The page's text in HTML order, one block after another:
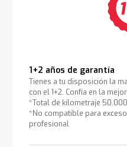
1+2 años de garantía
Tienes a tu disposición la
con el 1+2. Confía en la
*Total de kilometraje
*No compatible para
profesional